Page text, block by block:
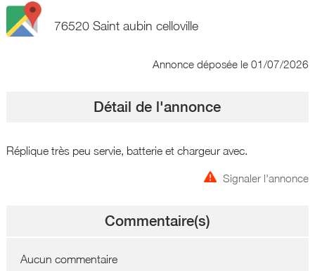
76520 Saint aubin celloville
Annonce déposée le 01/07/2026
Détail de l'annonce
Réplique très peu servie, batterie et chargeur avec.
Signaler l'annonce
Commentaire(s)
Aucun commentaire